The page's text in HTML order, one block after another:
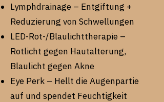
Lymphdrainage – Entgiftung +
Reduzierung von Schwellungen
LED-Rot-/Blaulichttherapie –
Rotlicht gegen Hautalterung,
Blaulicht gegen Akne
Eye Perk – Hellt die Augenpartie
auf und spendet Feuchtigkeit